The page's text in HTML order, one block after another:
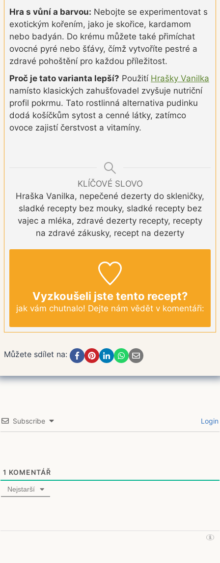
Hra s vůní a barvou: Nebojte se experimentovat s
exotickým kořením, jako je skořice, kardamom
nebo badyán. Do krému můžete také přimíchat
ovocné pyré nebo šťávy, čímž vytvoříte pestré a
zdravé pohoštění pro každou příležitost.
Proč je tato varianta lepší? Použití Hrašky Vanilka
namísto klasických zahušťovadel zvyšuje nutriční
profil pokrmu. Tato rostlinná alternativa pudinku
dodá košíčkům sytost a cenné látky, zatímco
ovoce zajistí čerstvost a vitamíny.
KLÍČOVÉ SLOVO
Hraška Vanilka, nepečené dezerty do skleničky,
sladké recepty bez mouky, sladké recepty bez
vajec a mléka, zdravé dezerty recepty, recepty
na zdravé zákusky, recept na dezerty
Vyzkoušeli jste tento recept?
jak vám chutnalo! Dejte nám vědět v komentáři:
Můžete sdílet na:
Subscribe Login
1 KOMENTÁŘ
Nejstarší